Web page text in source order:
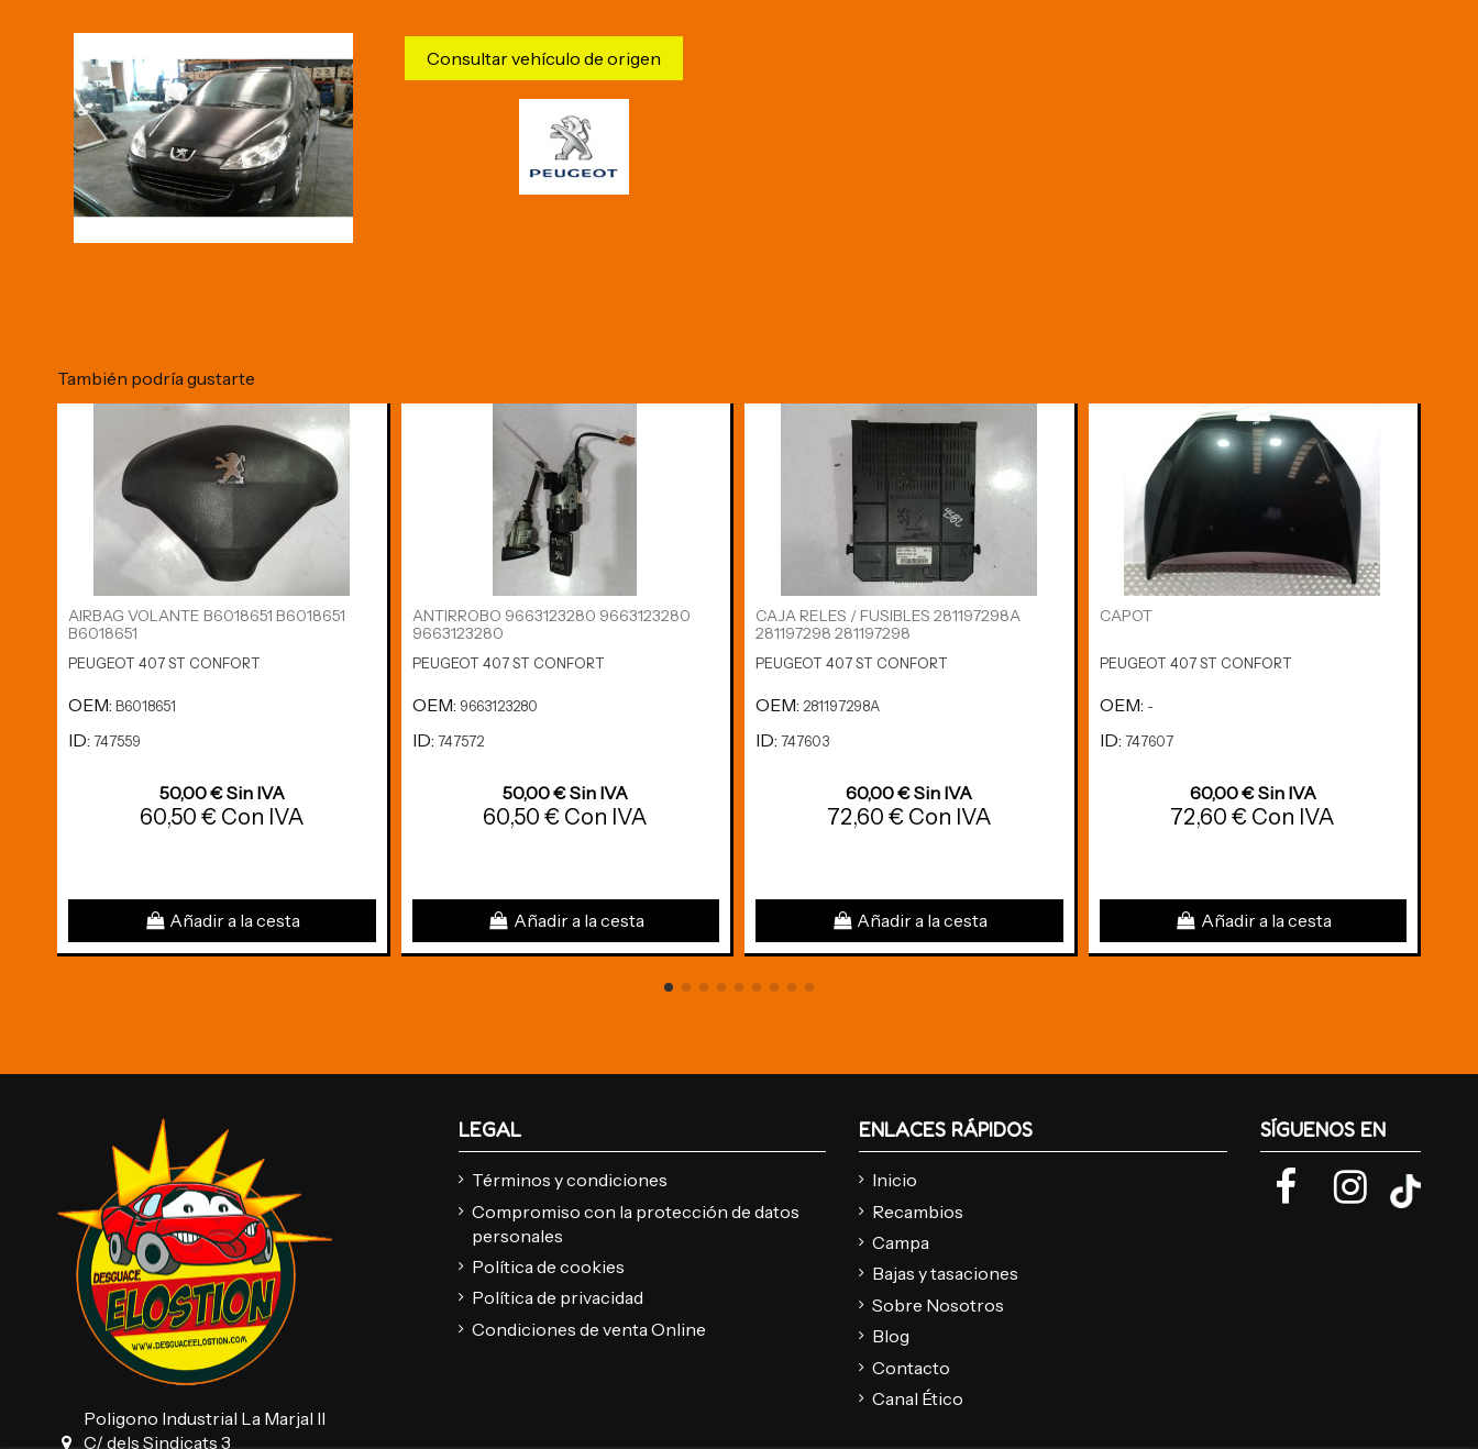
Consultar vehículo de origen
También podría gustarte
AIRBAG VOLANTE B6018651 B6018651
B6018651
PEUGEOT 407 ST CONFORT
OEM: B6018651
ID: 747559
50,00 € Sin IVA
60,50 € Con IVA
Añadir a la cesta
ANTIRROBO 9663123280 9663123280
9663123280
PEUGEOT 407 ST CONFORT
OEM: 9663123280
ID: 747572
50,00 € Sin IVA
60,50 € Con IVA
Añadir a la cesta
CAJA RELES / FUSIBLES 281197298A
281197298 281197298
PEUGEOT 407 ST CONFORT
OEM: 281197298A
ID: 747603
60,00 € Sin IVA
72,60 € Con IVA
Añadir a la cesta
CAPOT
PEUGEOT 407 ST CONFORT
OEM: -
ID: 747607
60,00 € Sin IVA
72,60 € Con IVA
Añadir a la cesta
Poligono Industrial La Marjal II
C/ dels Sindicats 3
LEGAL
Términos y condiciones
Compromiso con la protección de datos
personales
Política de cookies
Política de privacidad
Condiciones de venta Online
ENLACES RÁPIDOS
Inicio
Recambios
Campa
Bajas y tasaciones
Sobre Nosotros
Blog
Contacto
Canal Ético
SÍGUENOS EN